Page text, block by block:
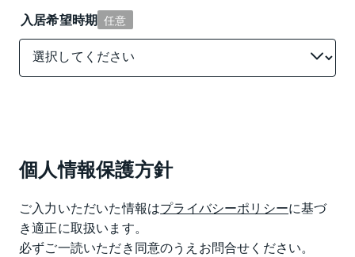
入居希望時期 任意
個人情報保護方針
ご入力いただいた情報はプライバシーポリシーに基づ
き適正に取扱います。
必ずご一読いただき同意のうえお問合せください。